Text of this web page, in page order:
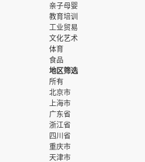
亲子母婴
教育培训
工业贸易
文化艺术
体育
食品
地区筛选
所有
北京市
上海市
广东省
浙江省
四川省
重庆市
天津市